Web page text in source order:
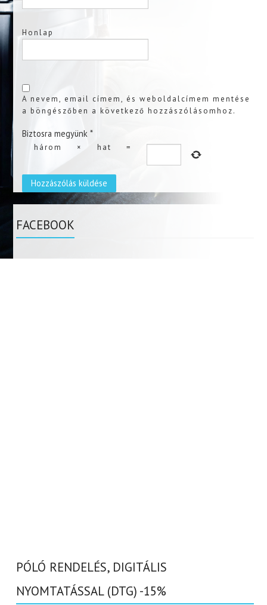
Honlap
A nevem, email címem, és weboldalcímem mentése
a böngészőben a következő hozzászólásomhoz.
Biztosra megyünk *
három × hat =
FACEBOOK
PÓLÓ RENDELÉS, DIGITÁLIS
NYOMTATÁSSAL (DTG) -15%